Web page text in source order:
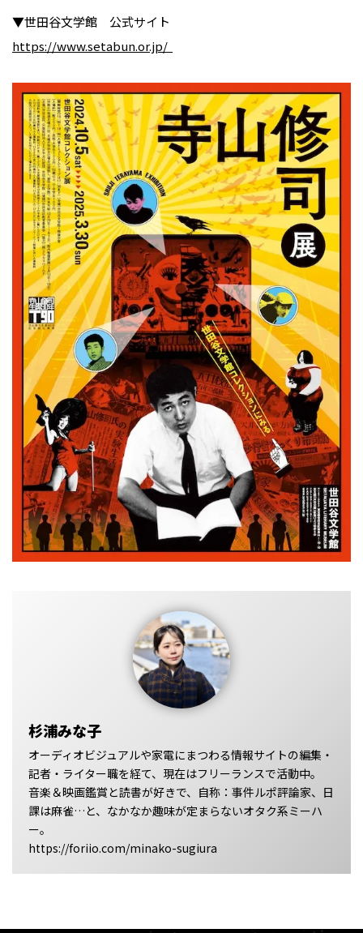
▼世田谷文学館 公式サイト
https://www.setabun.or.jp/
杉浦みな子
オーディオビジュアルや家電にまつわる情報サイトの編集・
記者・ライター職を経て、現在はフリーランスで活動中。
音楽＆映画鑑賞と読書が好きで、自称：事件ルポ評論家、日
課は麻雀…と、なかなか趣味が定まらないオタク系ミーハ
ー。
https://foriio.com/minako-sugiura